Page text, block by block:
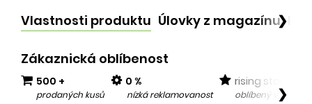
Vlastnosti produktu Úlovky z magazínu❯
Zákaznická oblíbenost
500 +
prodaných kusů
0 %
nízká reklamovanost
rising star
oblíbený v❯